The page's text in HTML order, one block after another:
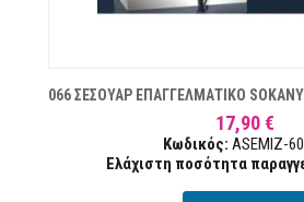
066 ΣΕΣΟΥΑΡ ΕΠΑΓΓΕΛΜΑΤΙΚΟ
17,90 €
Κωδικός: ASEMIZ-
Ελάχιστη ποσότητα